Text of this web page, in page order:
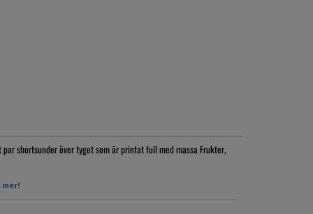
shortsunder över tyget som är printat full med massa Frukter,
år, kjolen är bara 33cm lång
mer!